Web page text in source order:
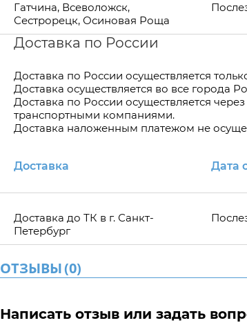
Гатчина, Всеволожск,
Сестрорецк, Осиновая Роща
Доставка по России
Доставка по Росcии осуществляется
Доставка осуществляется во все города
Доставка по России осуществляется
транспортными компаниями.
Доставка наложенным платежом не
Доставка Дата
Доставка до ТК в г. Санкт-
Петербург
ОТЗЫВЫ(0)
Написать отзыв или задать